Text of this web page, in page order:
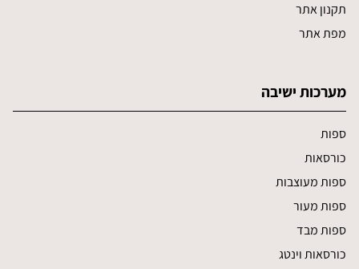
תקנון אתר
מפת אתר
מערכות ישיבה
ספות
כורסאות
ספות מעוצבות
ספות מעור
ספות מבד
כורסאות וינטג